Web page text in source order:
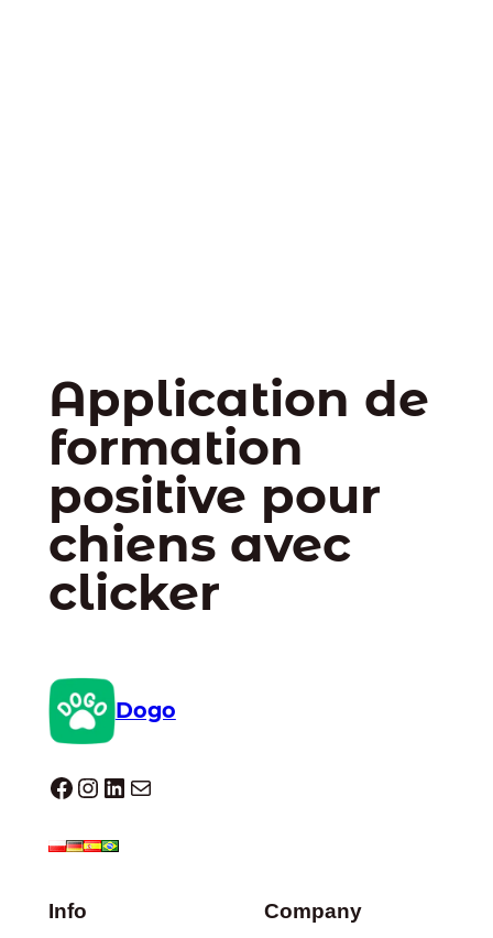
Application de
formation
positive pour
chiens avec
clicker
Dogo
Dogo facebook InstagramLinkedIn E-mail
Info Company